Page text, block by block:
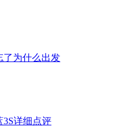
了为什么出发
详细点评